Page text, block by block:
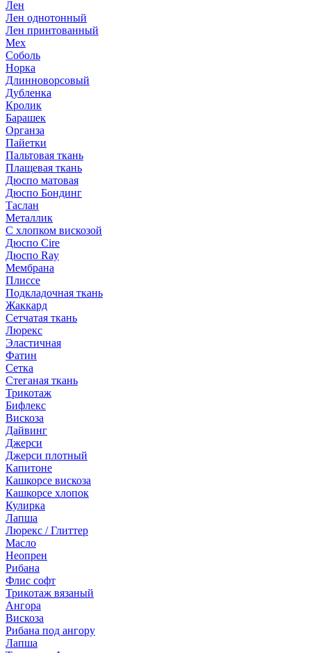
Лен
Лен однотонный
Лен принтованный
Мех
Соболь
Норка
Длинноворсовый
Дубленка
Кролик
Барашек
Органза
Пайетки
Пальтовая ткань
Плащевая ткань
Дюспо матовая
Дюспо Бондинг
Таслан
Металлик
С хлопком вискозой
Дюспо Cire
Дюспо Ray
Мембрана
Плиссе
Подкладочная ткань
Жаккард
Сетчатая ткань
Люрекс
Эластичная
Фатин
Сетка
Стеганая ткань
Трикотаж
Бифлекс
Вискоза
Дайвинг
Джерси
Джерси плотный
Капитоне
Кашкорсе вискоза
Кашкорсе хлопок
Кулирка
Лапша
Люрекс / Глиттер
Масло
Неопрен
Рибана
Флис софт
Трикотаж вязаный
Ангора
Вискоза
Рибана под ангору
Лапша